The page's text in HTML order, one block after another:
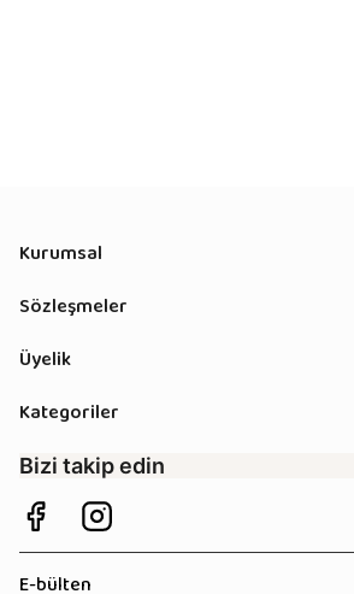
Kurumsal
Sözleşmeler
Üyelik
Kategoriler
Bizi takip edin
E-bülten